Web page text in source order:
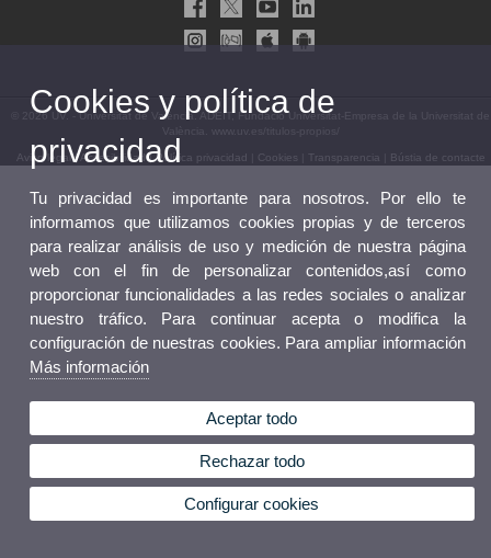
© 2026 UV. - Universitat de València. ADEIT, Fundació Universitat-Empresa de la Universitat de
València. www.uv.es/titulos-propios/
Aviso legal|Accesibilidad|Política privacidad Cookies Transparencia Bústia de contacte
Cookies y política de
privacidad
Tu privacidad es importante para nosotros. Por ello te
informamos que utilizamos cookies propias y de terceros
para realizar análisis de uso y medición de nuestra página
web con el fin de personalizar contenidos,así como
proporcionar funcionalidades a las redes sociales o analizar
nuestro tráfico. Para continuar acepta o modifica la
configuración de nuestras cookies. Para ampliar información
Más información
Aceptar todo
Rechazar todo
Configurar cookies